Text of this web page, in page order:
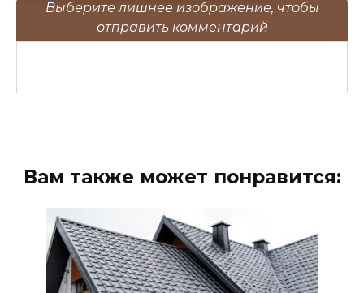
Выберите лишнее изображение, чтобы
отправить комментарий
Вам также может понравится: